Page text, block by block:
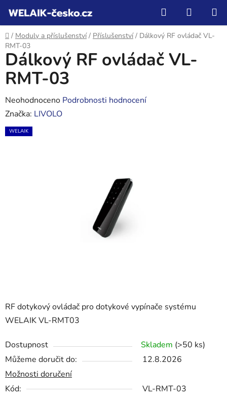
obsah
Hledat
KOŠÍK
Domů
/ Moduly a příslušenství / Příslušenství / Dálkový RF ovládač VL-
RMT-03
RF dotykový ovládač pro dotykové vypínače systému
WELAIK VL-RMT03
Dostupnost Skladem (>50 ks)
Můžeme doručit do:
12.8.2026
Možnosti doručení
Kód:
VL-RMT-03
Dálkový RF ovládač VL-
RMT-03
Průměrné
hodnocení
produktu
Neohodnoceno Podrobnosti hodnocení
Značka: LIVOLO
WELAIK